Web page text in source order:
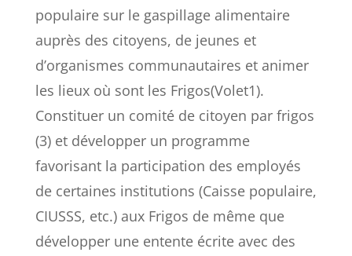
populaire sur le gaspillage alimentaire
auprès des citoyens, de jeunes et
d’organismes communautaires et animer
les lieux où sont les Frigos(Volet1).
Constituer un comité de citoyen par frigos
(3) et développer un programme
favorisant la participation des employés
de certaines institutions (Caisse populaire,
CIUSSS, etc.) aux Frigos de même que
développer une entente écrite avec des